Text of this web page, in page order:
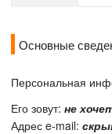
Основные
Персональная
Его зовут: не
Адрес e-mail: